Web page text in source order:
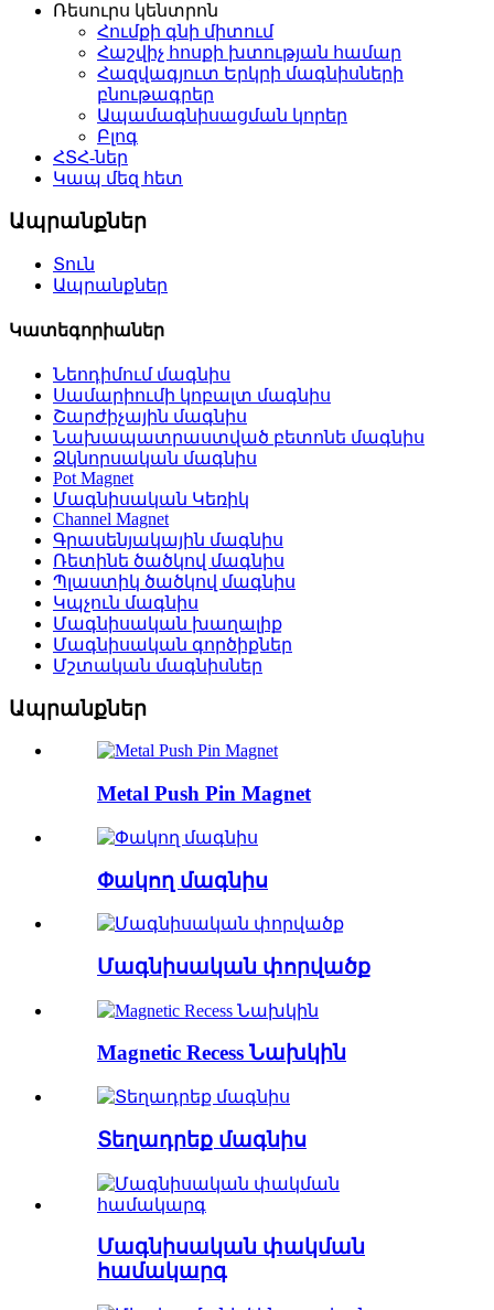
Ռեսուրս կենտրոն
Հումքի գնի միտում
Հաշվիչ հոսքի խտության համար
Հազվագյուտ Երկրի մագնիսների
բնութագրեր
Ապամագնիսացման կորեր
Բլոգ
ՀՏՀ-ներ
Կապ մեզ հետ
Ապրանքներ
Տուն
Ապրանքներ
Կատեգորիաներ
Նեոդիմում մագնիս
Սամարիումի կոբալտ մագնիս
Շարժիչային մագնիս
Նախապատրաստված բետոնե մագնիս
Ձկնորսական մագնիս
Pot Magnet
Մագնիսական Կեռիկ
Channel Magnet
Գրասենյակային մագնիս
Ռետինե ծածկով մագնիս
Պլաստիկ ծածկով մագնիս
Կպչուն մագնիս
Մագնիսական խաղալիք
Մագնիսական գործիքներ
Մշտական ​​մագնիսներ
Ապրանքներ
Metal Push Pin Magnet
Փակող մագնիս
Մագնիսական փորվածք
Magnetic Recess Նախկին
Տեղադրեք մագնիս
Մագնիսական փակման
համակարգ